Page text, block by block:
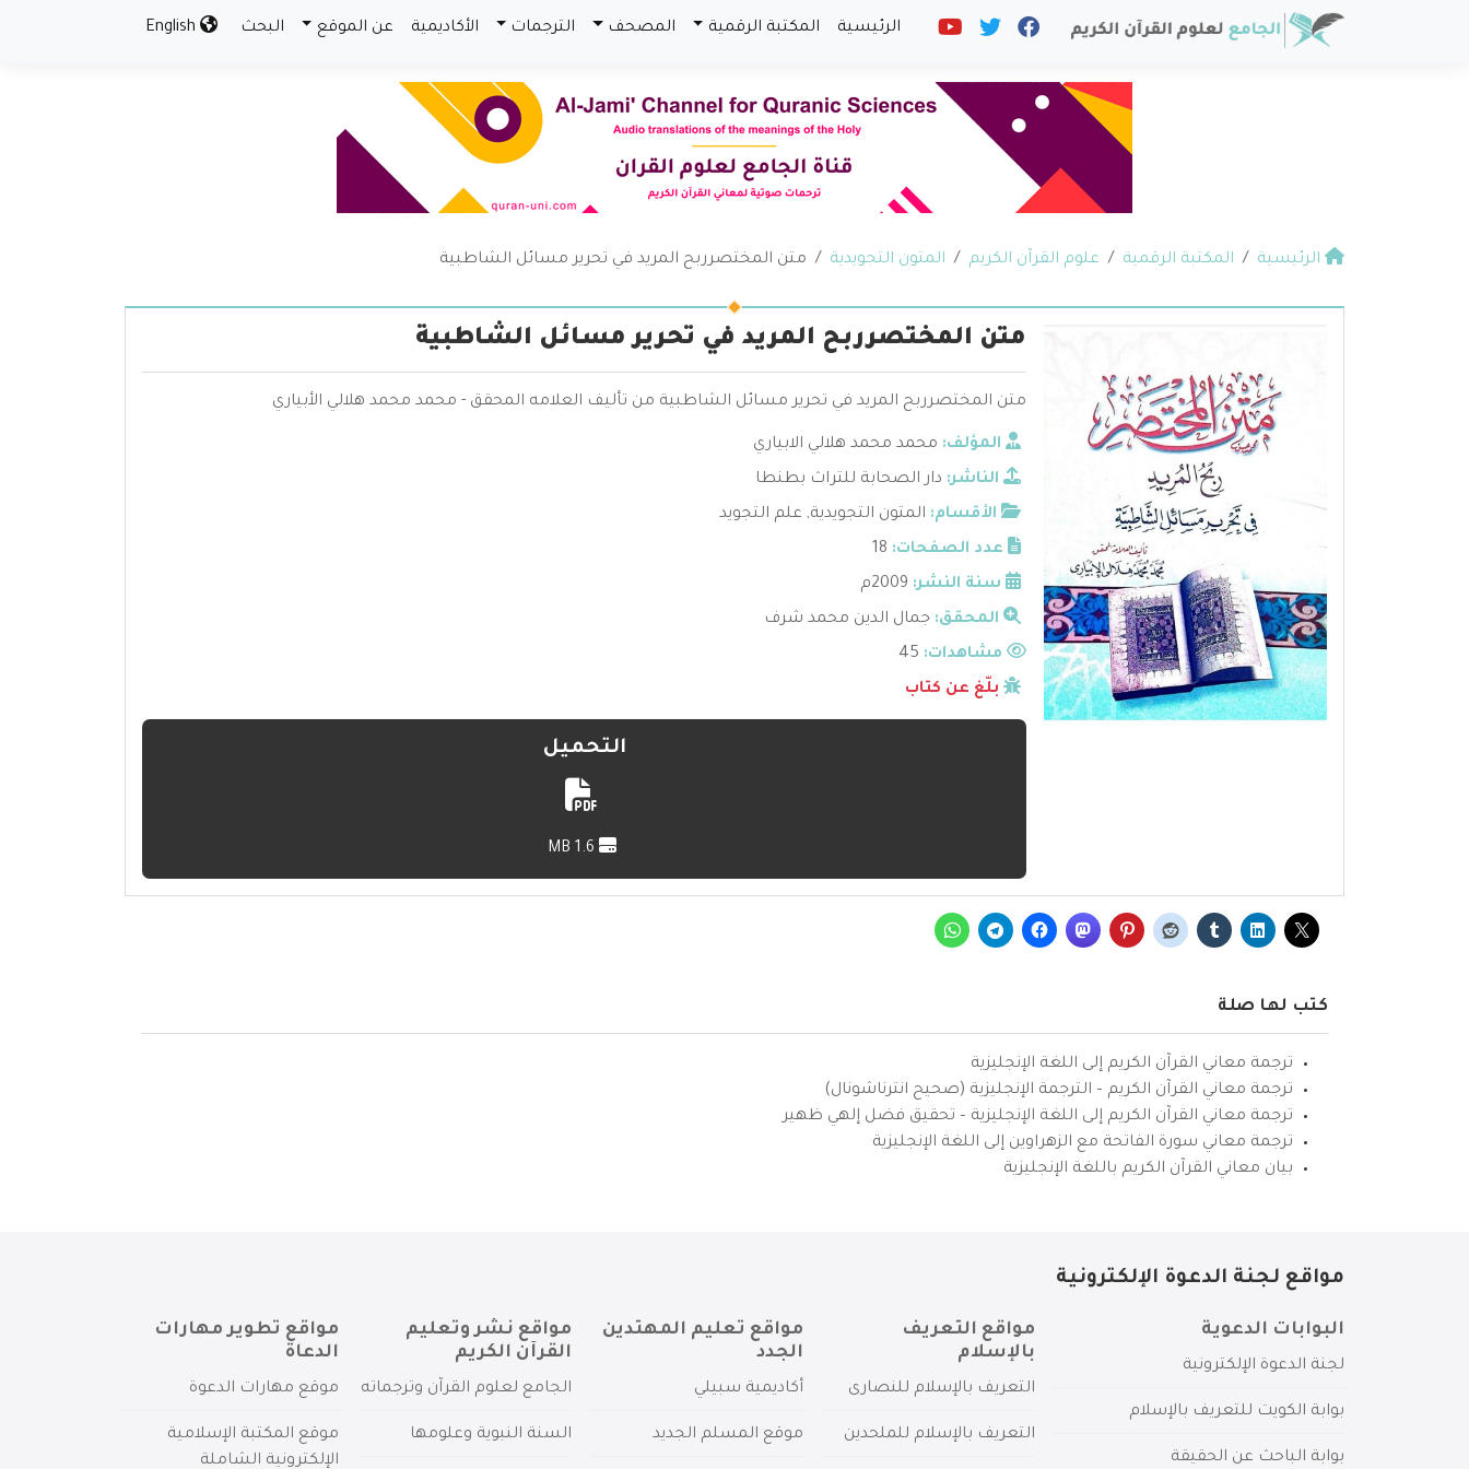
الرئيسية المكتبة الرقمية المصحف الترجمات الأكاديمية عن الموقع البحث
الرئيسية المكتبة الرقمية علوم القرآن الكريم المتون التجويدية متن المختصرربح المريد في تحرير مسائل الشاطبية
متن المختصرربح المريد في تحرير مسائل الشاطبية
متن المختصرربح المريد في تحرير مسائل الشاطبية من تأليف العلامه المحقق - محمد محمد هلالي الأبياري
المؤلف: محمد محمد هلالي الابياري
الناشر: دار الصحابة للتراث بطنطا
الأقسام: المتون التجويدية, علم التجويد
عدد الصفحات: 18
سنة النشر: 2009م
المحقق: جمال الدين محمد شرف
مشاهدات:
بلّغ عن كتاب
التحميل
كتب لها صلة
ترجمة معاني القرآن الكريم إلى اللغة الإنجليزية
ترجمة معاني القرآن الكريم – الترجمة الإنجليزية (صحيح انترناشونال)
ترجمة معاني القرآن الكريم إلى اللغة الإنجليزية – تحقيق فضل إلهي ظهير
ترجمة معاني سورة الفاتحة مع الزهراوين إلى اللغة الإنجليزية
بيان معاني القرآن الكريم باللغة الإنجليزية
مواقع لجنة الدعوة الإلكترونية
البوابات الدعوية
لجنة الدعوة الإلكترونية
بوابة الكويت للتعريف بالإسلام
بوابة الباحث عن الحقيقة
مواقع التعريف
بالإسلام
التعريف بالإسلام للنصارى
التعريف بالإسلام للملحدين
مواقع تعليم المهتدين
الجدد
أكاديمية سبيلي
موقع المسلم الجديد
مواقع نشر وتعليم
القرآن الكريم
الجامع لعلوم القرآن وترجماته
السنة النبوية وعلومها
مواقع تطوير مهارات
الدعاة
موقع مهارات الدعوة
موقع المكتبة الإسلامية
الإلكترونية الشاملة